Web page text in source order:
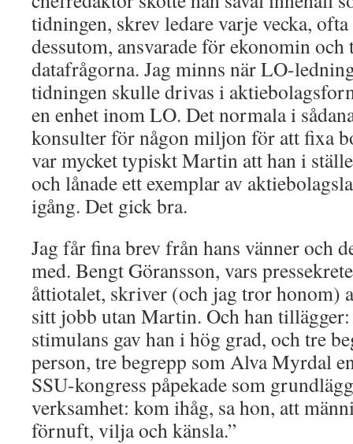
tidningen, skrev ledare varje vecka,
dessutom, ansvarade för ekonomin och
datafrågorna. Jag minns när LO-
tidningen skulle drivas i
en enhet inom LO. Det normala i
konsulter för någon miljon för att fixa
var mycket typiskt Martin att han i
och lånade ett exemplar av
igång. Det gick bra.
Jag får fina brev från hans vänner och
med. Bengt Göransson, vars
åttiotalet, skriver (och jag tror honom)
sitt jobb utan Martin. Och han
stimulans gav han i hög grad, och tre
person, tre begrepp som Alva Myrdal
SSU-kongress påpekade som
verksamhet: kom ihåg, sa hon, att
förnuft, vilja och känsla.”